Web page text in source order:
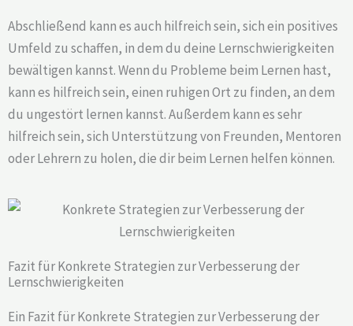
Abschließend kann es auch hilfreich sein, sich ein positives
Umfeld zu schaffen, in dem du deine Lernschwierigkeiten
bewältigen kannst. Wenn du Probleme beim Lernen hast,
kann es hilfreich sein, einen ruhigen Ort zu finden, an dem
du ungestört lernen kannst. Außerdem kann es sehr
hilfreich sein, sich Unterstützung von Freunden, Mentoren
oder Lehrern zu holen, die dir beim Lernen helfen können.
Fazit für Konkrete Strategien zur Verbesserung der
Lernschwierigkeiten
Ein Fazit für Konkrete Strategien zur Verbesserung der